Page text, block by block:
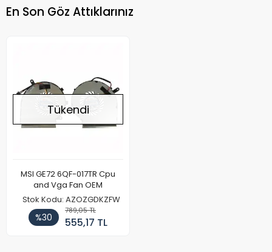
En Son Göz Attıklarınız
Tükendi
MSI GE72 6QF-017TR Cpu
and Vga Fan OEM
Stok Kodu: AZOZGDKZFW
%30
789,05 TL
555,17 TL